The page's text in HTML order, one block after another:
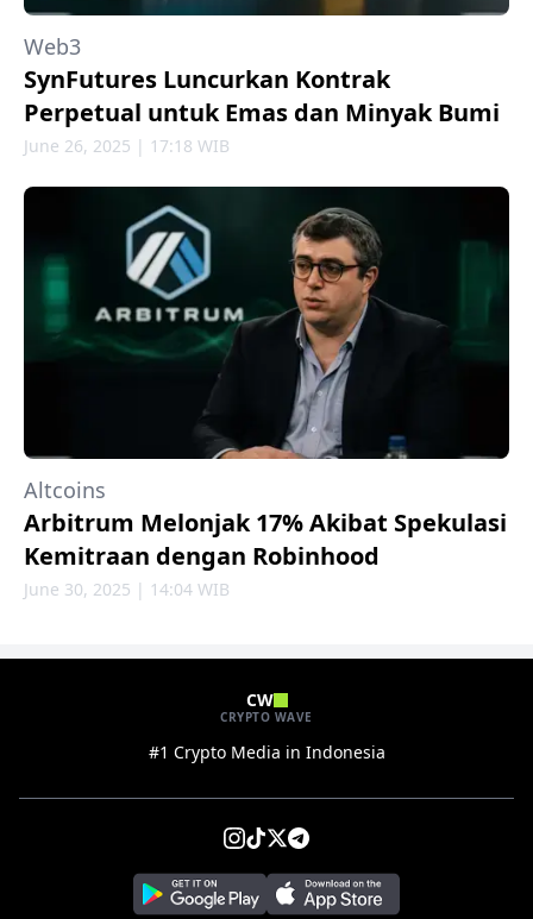
Web3
SynFutures Luncurkan Kontrak
Perpetual untuk Emas dan Minyak Bumi
June 26, 2025 | 17:18 WIB
Altcoins
Arbitrum Melonjak 17% Akibat Spekulasi
Kemitraan dengan Robinhood
June 30, 2025 | 14:04 WIB
CW
CRYPTO WAVE
#1 Crypto Media in Indonesia